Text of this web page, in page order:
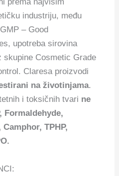
prema najvišim
industriju, među
– Good
upotreba sirovina
skupine Cosmetic Grade
Claresa proizvodi
na životinjama.
i toksičnih tvari ne
Formaldehyde,
TPHP,